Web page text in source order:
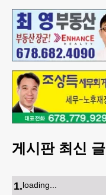
게시판 최신 글
1.loading...